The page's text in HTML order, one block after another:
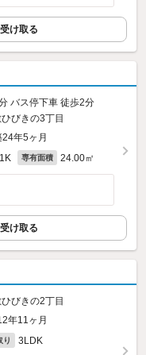
け取る
バス停下車 徒歩2分
びきの3丁目
24年5ヶ月
1K 専有面積 24.00㎡
け取る
びきの2丁目
年11ヶ月
り 3LDK